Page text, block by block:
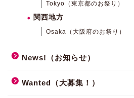
Tokyo（東京都のお祭り）
関西地方
Osaka（大阪府のお祭り）
News!（お知らせ）
Wanted（大募集！）